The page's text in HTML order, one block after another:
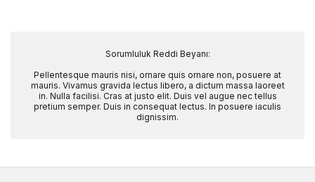
Sorumluluk Reddi Beyanı:
Pellentesque mauris nisi, ornare quis ornare non, posuere at
mauris. Vivamus gravida lectus libero, a dictum massa laoreet
in. Nulla facilisi. Cras at justo elit. Duis vel augue nec tellus
pretium semper. Duis in consequat lectus. In posuere iaculis
dignissim.